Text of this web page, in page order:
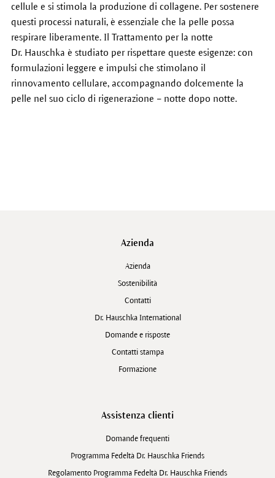
cellule e si stimola la produzione di collagene. Per sostenere
questi processi naturali, è essenziale che la pelle possa
respirare liberamente. Il Trattamento per la notte
Dr. Hauschka è studiato per rispettare queste esigenze: con
formulazioni leggere e impulsi che stimolano il
rinnovamento cellulare, accompagnando dolcemente la
pelle nel suo ciclo di rigenerazione – notte dopo notte.
Azienda
Azienda
Sostenibilità
Contatti
Dr. Hauschka International
Domande e risposte
Contatti stampa
Formazione
Assistenza clienti
Domande frequenti
Programma Fedeltà Dr. Hauschka Friends
Regolamento Programma Fedeltà Dr. Hauschka Friends